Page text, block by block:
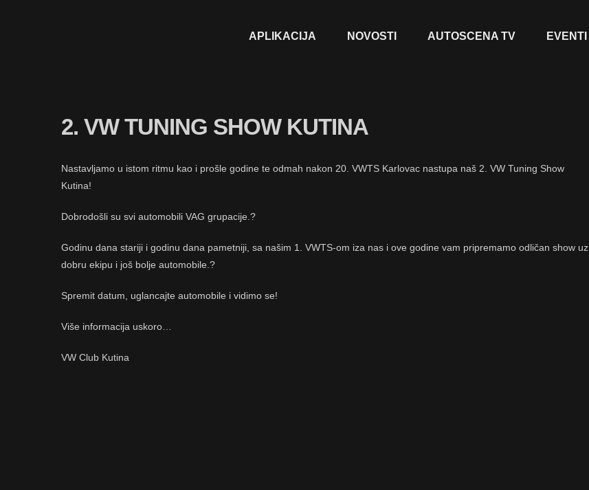
APLIKACIJA NOVOSTI AUTOSCENA TV EVENTI
2. VW TUNING SHOW KUTINA
Nastavljamo u istom ritmu kao i prošle godine te odmah nakon 20. VWTS Karlovac nastupa naš 2. VW Tuning Show
Kutina!
Dobrodošli su svi automobili VAG grupacije.?
Godinu dana stariji i godinu dana pametniji, sa našim 1. VWTS-om iza nas i ove godine vam pripremamo odličan show uz
dobru ekipu i još bolje automobile.?
Spremit datum, uglancajte automobile i vidimo se!
Više informacija uskoro…
VW Club Kutina